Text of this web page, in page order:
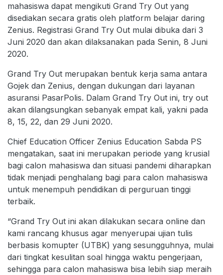
mahasiswa dapat mengikuti Grand Try Out yang
disediakan secara gratis oleh platform belajar daring
Zenius. Registrasi Grand Try Out mulai dibuka dari 3
Juni 2020 dan akan dilaksanakan pada Senin, 8 Juni
2020.
Grand Try Out merupakan bentuk kerja sama antara
Gojek dan Zenius, dengan dukungan dari layanan
asuransi PasarPolis. Dalam Grand Try Out ini, try out
akan dilangsungkan sebanyak empat kali, yakni pada
8, 15, 22, dan 29 Juni 2020.
Chief Education Officer Zenius Education Sabda PS
mengatakan, saat ini merupakan periode yang krusial
bagi calon mahasiswa dan situasi pandemi diharapkan
tidak menjadi penghalang bagi para calon mahasiswa
untuk menempuh pendidikan di perguruan tinggi
terbaik.
“Grand Try Out ini akan dilakukan secara online dan
kami rancang khusus agar menyerupai ujian tulis
berbasis komupter (UTBK) yang sesungguhnya, mulai
dari tingkat kesulitan soal hingga waktu pengerjaan,
sehingga para calon mahasiswa bisa lebih siap meraih